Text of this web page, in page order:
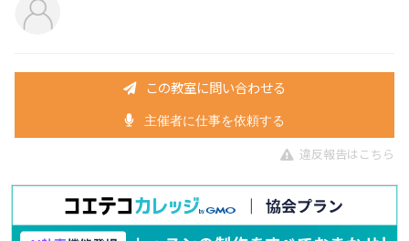
この教室に問い合わせる
主催者に仕事を依頼する
違反報告はこちら